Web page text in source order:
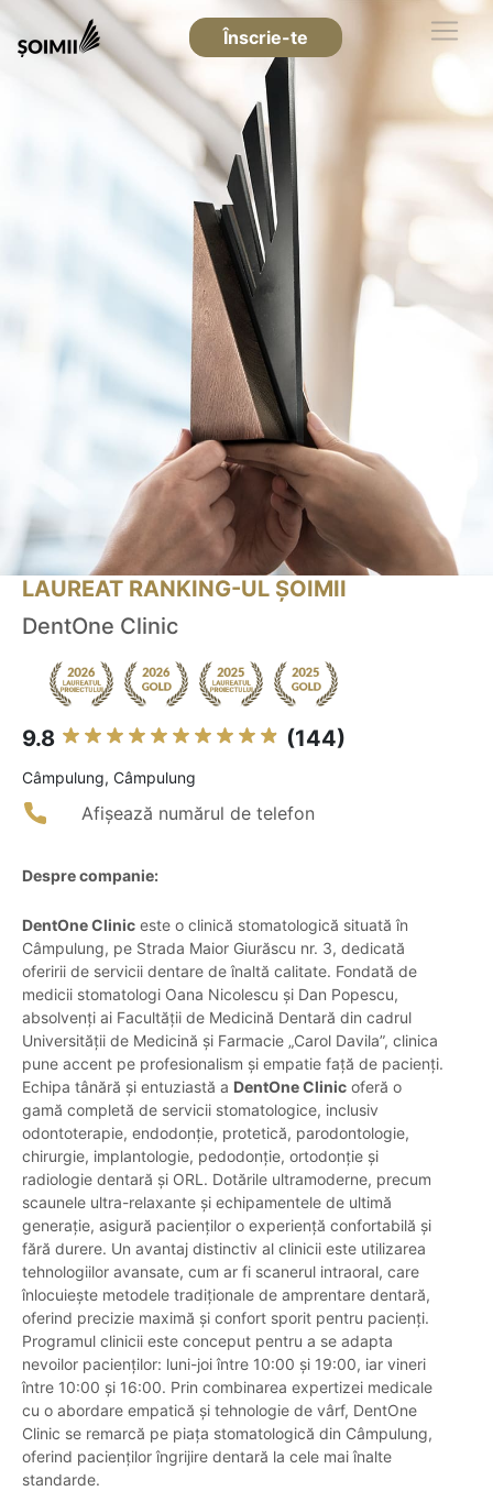
Înscrie-te
LAUREAT RANKING-UL ȘOIMII
DentOne Clinic
9.8 (144)
Câmpulung, Câmpulung
Afișează numărul de telefon
Despre companie:
DentOne Clinic este o clinică stomatologică situată în
Câmpulung, pe Strada Maior Giurăscu nr. 3, dedicată
oferirii de servicii dentare de înaltă calitate. Fondată de
medicii stomatologi Oana Nicolescu și Dan Popescu,
absolvenți ai Facultății de Medicină Dentară din cadrul
Universității de Medicină și Farmacie „Carol Davila”, clinica
pune accent pe profesionalism și empatie față de pacienți.
Echipa tânără și entuziastă a DentOne Clinic oferă o
gamă completă de servicii stomatologice, inclusiv
odontoterapie, endodonție, protetică, parodontologie,
chirurgie, implantologie, pedodonție, ortodonție și
radiologie dentară și ORL. Dotările ultramoderne, precum
scaunele ultra-relaxante și echipamentele de ultimă
generație, asigură pacienților o experiență confortabilă și
fără durere. Un avantaj distinctiv al clinicii este utilizarea
tehnologiilor avansate, cum ar fi scanerul intraoral, care
înlocuiește metodele tradiționale de amprentare dentară,
oferind precizie maximă și confort sporit pentru pacienți.
Programul clinicii este conceput pentru a se adapta
nevoilor pacienților: luni-joi între 10:00 și 19:00, iar vineri
între 10:00 și 16:00. Prin combinarea expertizei medicale
cu o abordare empatică și tehnologie de vârf, DentOne
Clinic se remarcă pe piața stomatologică din Câmpulung,
oferind pacienților îngrijire dentară la cele mai înalte
standarde.